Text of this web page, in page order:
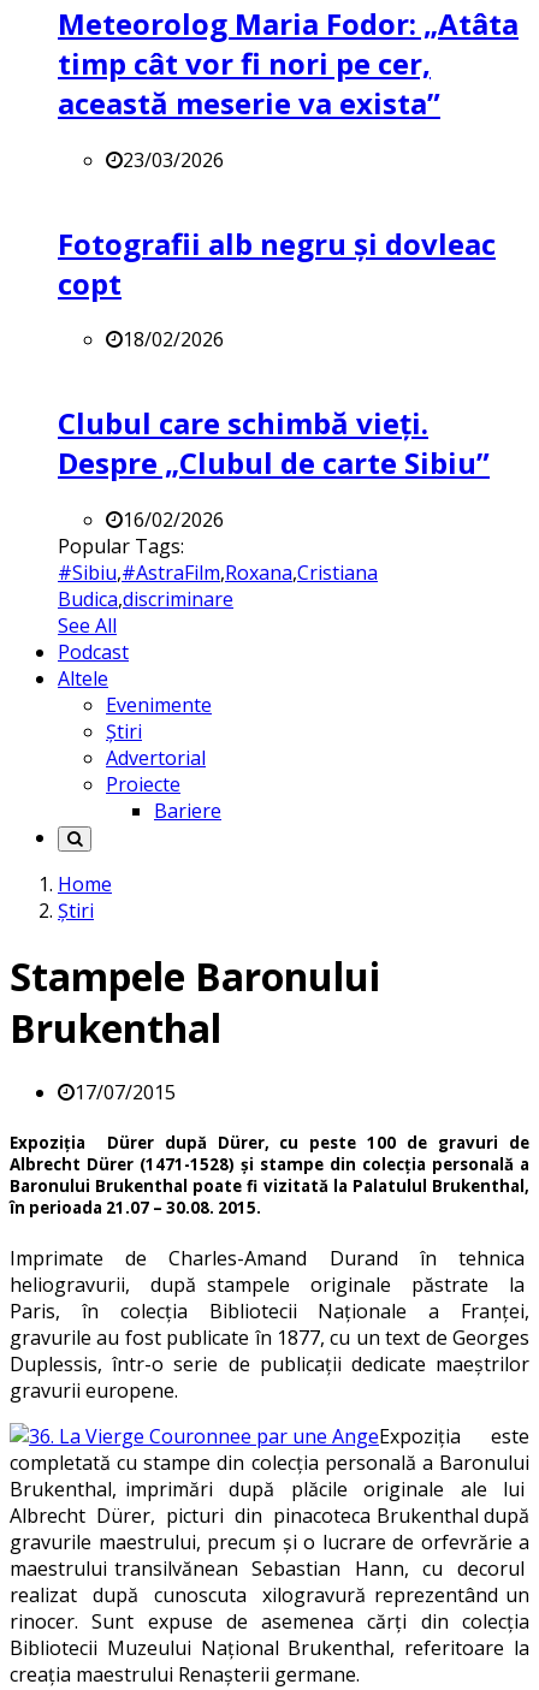
Meteorolog Maria Fodor: „Atâta
timp cât vor fi nori pe cer,
această meserie va exista”
23/03/2026
Fotografii alb negru și dovleac
copt
18/02/2026
Clubul care schimbă vieți.
Despre „Clubul de carte Sibiu”
16/02/2026
Popular Tags:
#Sibiu,#AstraFilm,Roxana,Cristiana
Budica,discriminare
See All
Podcast
Altele
Evenimente
Știri
Advertorial
Proiecte
Bariere
Home
Știri
Stampele Baronului
Brukenthal
17/07/2015
Expoziţia Dürer după Dürer, cu peste 100 de gravuri de
Albrecht Dürer (1471-1528) şi stampe din colecţia personală a
Baronului Brukenthal poate fi vizitată la Palatulul Brukenthal,
în perioada 21.07 – 30.08. 2015.
Imprimate de Charles-Amand Durand în tehnica
heliogravurii, după stampele originale păstrate la
Paris, în colecţia Bibliotecii Naţionale a Franţei,
gravurile au fost publicate în 1877, cu un text de Georges
Duplessis, într-o serie de publicaţii dedicate maeştrilor
gravurii europene.
Expoziţia este
completată cu stampe din colecţia personală a Baronului
Brukenthal, imprimări după plăcile originale ale lui
Albrecht Dürer, picturi din pinacoteca Brukenthal după
gravurile maestrului, precum şi o lucrare de orfevrărie a
maestrului transilvănean Sebastian Hann, cu decorul
realizat după cunoscuta xilogravură reprezentând un
rinocer. Sunt expuse de asemenea cărţi din colecţia
Bibliotecii Muzeului Naţional Brukenthal, referitoare la
creaţia maestrului Renaşterii germane.